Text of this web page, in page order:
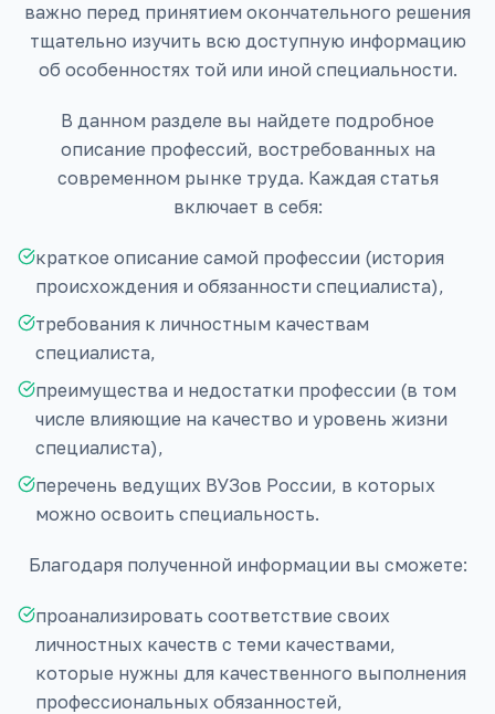
важно перед принятием окончательного решения
тщательно изучить всю доступную информацию
об особенностях той или иной специальности.
В данном разделе вы найдете подробное
описание профессий, востребованных на
современном рынке труда. Каждая статья
включает в себя:
краткое описание самой профессии (история
происхождения и обязанности специалиста),
требования к личностным качествам
специалиста,
преимущества и недостатки профессии (в том
числе влияющие на качество и уровень жизни
специалиста),
перечень ведущих ВУЗов России, в которых
можно освоить специальность.
Благодаря полученной информации вы сможете:
проанализировать соответствие своих
личностных качеств с теми качествами,
которые нужны для качественного выполнения
профессиональных обязанностей,